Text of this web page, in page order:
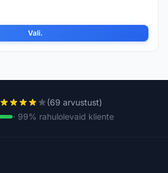
Vali.
(69 arvustust)
· 99% rahulolevaid kliente